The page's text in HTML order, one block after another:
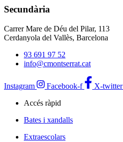
Secundària
Carrer Mare de Déu del Pilar, 113
Cerdanyola del Vallès, Barcelona
93 691 97 52
info@cmontserrat.cat
Instagram Facebook-f
X-twitter
Accés ràpid
Bates i xandalls
Extraescolars